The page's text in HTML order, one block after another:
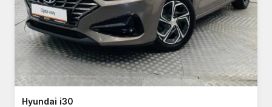
Hyundai i30